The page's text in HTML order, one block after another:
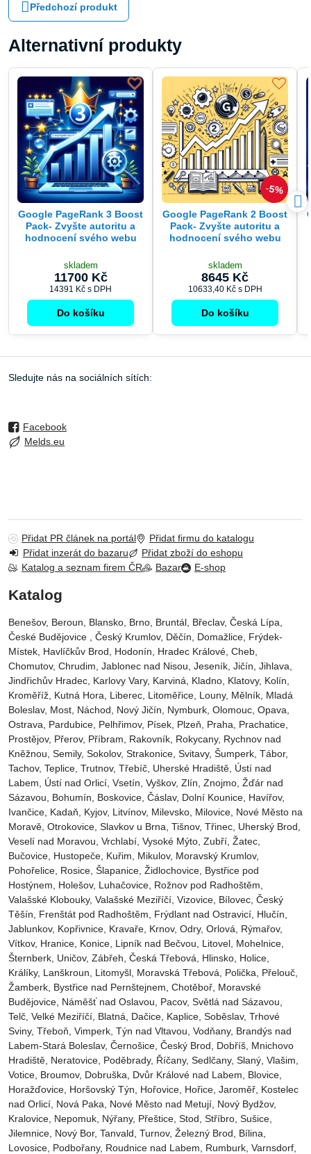
Předchozí produkt
Alternativní produkty
Google PageRank 3 Boost
Pack- Zvyšte autoritu a
hodnocení svého webu
skladem
11700 Kč
14391 Kč s DPH
Do košíku
5%
Google PageRank 2 Boost
Pack- Zvyšte autoritu a
hodnocení svého webu
skladem
8645 Kč
10633,40 Kč s DPH
Do košíku
Sledujte nás na sociálních sítích:
Facebook
Melds.eu
Přidat PR článek na portál
Přidat firmu do katalogu
Přidat inzerát do bazaru
Přidat zboží do eshopu
Katalog a seznam firem ČR
Bazar E-shop
Katalog
Benešov, Beroun, Blansko, Brno, Bruntál, Břeclav, Česká Lípa‎,
České Budějovice‎ , Český Krumlov‎, Děčín‎, Domažlice‎, Frýdek-
Místek‎, Havlíčkův Brod‎, Hodonín, Hradec Králové‎, Cheb‎,
Chomutov‎, Chrudim‎, Jablonec nad Nisou‎, Jeseník‎, Jičín‎, Jihlava,
Jindřichův Hradec‎, Karlovy Vary‎, Karviná‎, Kladno‎, Klatovy‎, Kolín‎,
Kroměříž‎, Kutná Hora‎, Liberec‎, Litoměřice‎, Louny‎, Mělník‎, Mladá
Boleslav‎, Most‎, Náchod‎, Nový Jičín‎, Nymburk‎, Olomouc‎, Opava,
Ostrava‎, Pardubice‎, Pelhřimov‎, Písek‎‎, Plzeň‎‎‎, Praha‎, Prachatice‎,
Prostějov‎, Přerov‎, Příbram‎, Rakovník‎, Rokycany, Rychnov nad
Kněžnou, Semily‎, Sokolov‎, Strakonice, Svitavy, Šumperk, Tábor,
Tachov, Teplice, Trutnov‎, Třebíč, Uherské Hradiště, Ústí nad
Labem‎, Ústí nad Orlicí‎, Vsetín, Vyškov, Zlín, Znojmo, Žďár nad
Sázavou, Bohumín, Boskovice‎, Čáslav‎, Dolní Kounice‎, Havířov‎,
Ivančice‎, Kadaň, Kyjov, Litvínov‎, Milevsko‎, Milovice‎, Nové Město na
Moravě‎, Otrokovice‎‎, Slavkov u Brna‎, Tišnov‎, Třinec‎, Uherský Brod‎,
Veselí nad Moravou‎, Vrchlabí‎, Vysoké Mýto‎, Zubří‎, Žatec‎,
Bučovice, Hustopeče, Kuřim, Mikulov, Moravský Krumlov,
Pohořelice, Rosice, Šlapanice, Židlochovice, Bystřice pod
Hostýnem, Holešov, Luhačovice, Rožnov pod Radhoštěm,
Valašské Klobouky, Valašské Meziříčí, Vizovice, Bílovec, Český
Těšín, Frenštát pod Radhoštěm, Frýdlant nad Ostravicí, Hlučín,
Jablunkov, Kopřivnice, Kravaře, Krnov, Odry, Orlová, Rýmařov,
Vítkov, Hranice, Konice, Lipník nad Bečvou, Litovel, Mohelnice,
Šternberk, Uničov, Zábřeh, Česká Třebová, Hlinsko, Holice,
Králíky, Lanškroun, Litomyšl, Moravská Třebová, Polička, Přelouč,
Žamberk, Bystřice nad Pernštejnem, Chotěboř, Moravské
Budějovice, Náměšť nad Oslavou, Pacov, Světlá nad Sázavou,
Telč, Velké Meziříčí, Blatná, Dačice, Kaplice, Soběslav, Trhové
Sviny, Třeboň, Vimperk, Týn nad Vltavou, Vodňany, Brandýs nad
Labem-Stará Boleslav, Černošice, Český Brod, Dobříš, Mnichovo
Hradiště, Neratovice, Poděbrady, Říčany, Sedlčany, Slaný, Vlašim,
Votice, Broumov, Dobruška, Dvůr Králové nad Labem, Blovice,
Horažďovice, Horšovský Týn, Hořovice, Hořice, Jaroměř, Kostelec
nad Orlicí, Nová Paka, Nové Město nad Metují, Nový Bydžov,
Kralovice, Nepomuk, Nýřany, Přeštice, Stod, Stříbro, Sušice,
Jilemnice, Nový Bor, Tanvald, Turnov, Železný Brod, Bílina,
Lovosice, Podbořany, Roudnice nad Labem, Rumburk, Varnsdorf,